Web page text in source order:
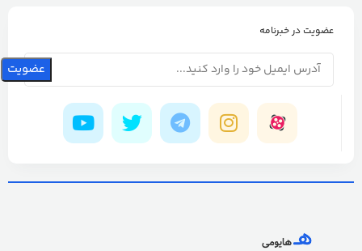
عضویت در خبرنامه